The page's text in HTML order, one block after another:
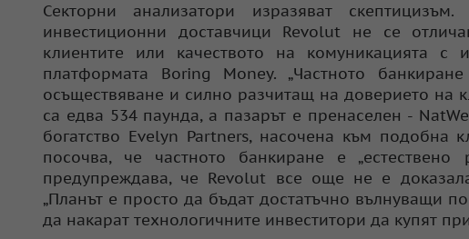
Секторни анализатори изразяват
инвестиционни доставчици Revolut не се
клиентите или качеството на комуникацията с
платформата Boring Money. „Частното
осъществяване и силно разчитащ на доверието на
са едва 534 паунда, а пазарът е пренаселен -
богатство Evelyn Partners, насочена към
посочва, че частното банкиране е
предупреждава, че Revolut все още не е
„Планът е просто да бъдат достатъчно вълнуващи
да накарат технологичните инвеститори да купят при